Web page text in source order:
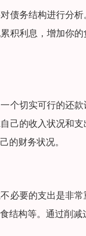
债务结构进行分
积利息，增加你
个切实可行的还
己的收入状况和
的财务状况。
必要的支出是非
结构等。通过削